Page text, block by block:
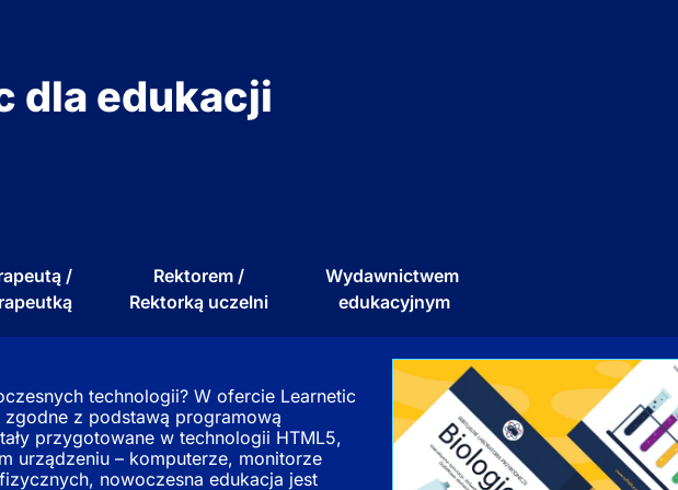
dla edukacji
/
Rektorem /
Rektorką uczelni
Wydawnictwem
edukacyjnym
technologii? W ofercie Learnetic
z podstawą programową
przygotowane w technologii HTML5,
urządzeniu – komputerze, monitorze
nowoczesna edukacja jest